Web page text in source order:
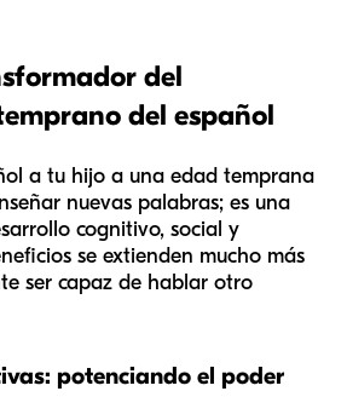
del
del español
a tu hijo a una edad temprana
nuevas palabras; es una
cognitivo, social y
se extienden mucho más
ser capaz de hablar otro
potenciando el poder